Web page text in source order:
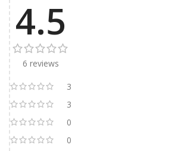
4.5
6 reviews
3
3
0
0